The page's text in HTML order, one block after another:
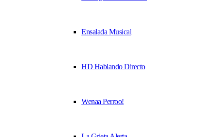
Ensalada Musical
HD Hablando Directo
Wenaa Perroo!